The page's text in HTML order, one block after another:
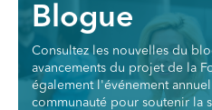
Blogue
Consultez les nouvelles du
avancements du projet de la
également l'événement
communauté pour soutenir la